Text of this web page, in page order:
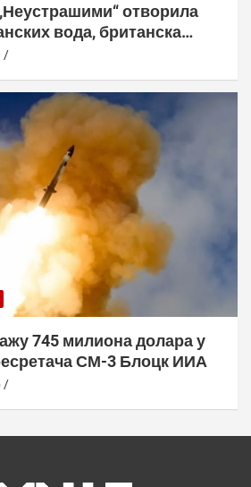
отворила
вода, британска
праћење
745 милиона долара у
СМ-3 Блоцк ИИА